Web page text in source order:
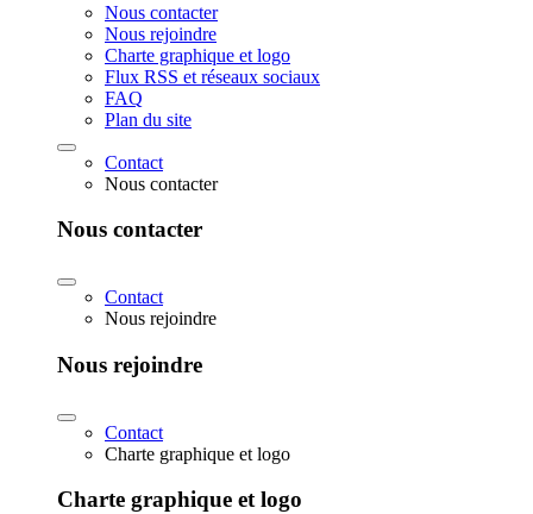
Nous contacter
Nous rejoindre
Charte graphique et logo
Flux RSS et réseaux sociaux
FAQ
Plan du site
Contact
Nous contacter
Nous contacter
Contact
Nous rejoindre
Nous rejoindre
Contact
Charte graphique et logo
Charte graphique et logo